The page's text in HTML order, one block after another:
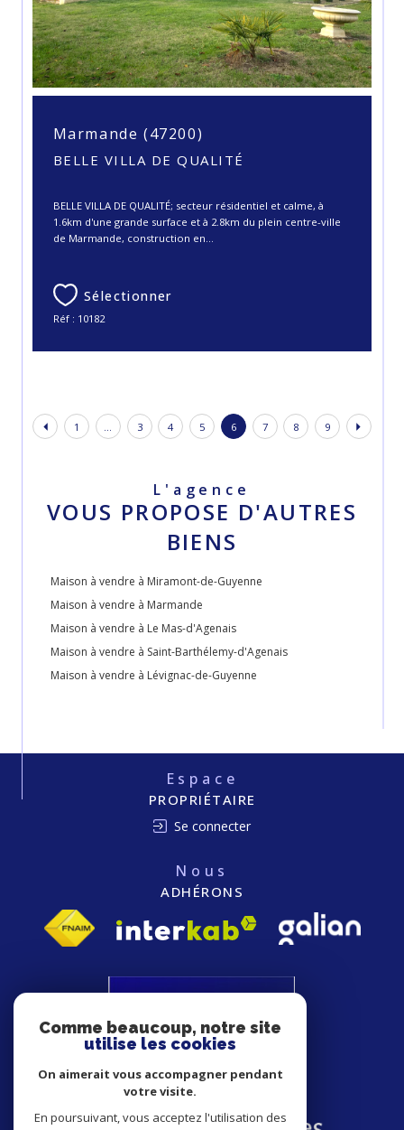
Marmande (47200)
BELLE VILLA DE QUALITÉ
BELLE VILLA DE QUALITÉ; secteur résidentiel et calme, à
1.6km d'une grande surface et à 2.8km du plein centre-ville
de Marmande, construction en...
Sélectionner
Réf : 10182
1 3 4 5 6 7 8 9
L'agence
VOUS PROPOSE D'AUTRES
BIENS
Maison à vendre à Miramont-de-Guyenne
Maison à vendre à Marmande
Maison à vendre à Le Mas-d'Agenais
Maison à vendre à Saint-Barthélemy-d'Agenais
Maison à vendre à Lévignac-de-Guyenne
Espace
PROPRIÉTAIRE
Se connecter
Nous
ADHÉRONS
Comme beaucoup, notre site
utilise les cookies
On aimerait vous accompagner pendant
votre visite.
En poursuivant, vous acceptez l'utilisation des